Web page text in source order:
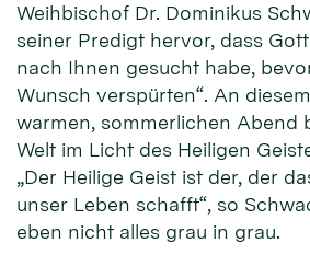
Weihbischof Dr. Dominikus
seiner Predigt hervor, dass
nach Ihnen gesucht habe,
Wunsch verspürten“. An
warmen, sommerlichen Abend
Welt im Licht des Heiligen
„Der Heilige Geist ist der, der
unser Leben schafft“, so
eben nicht alles grau in grau.